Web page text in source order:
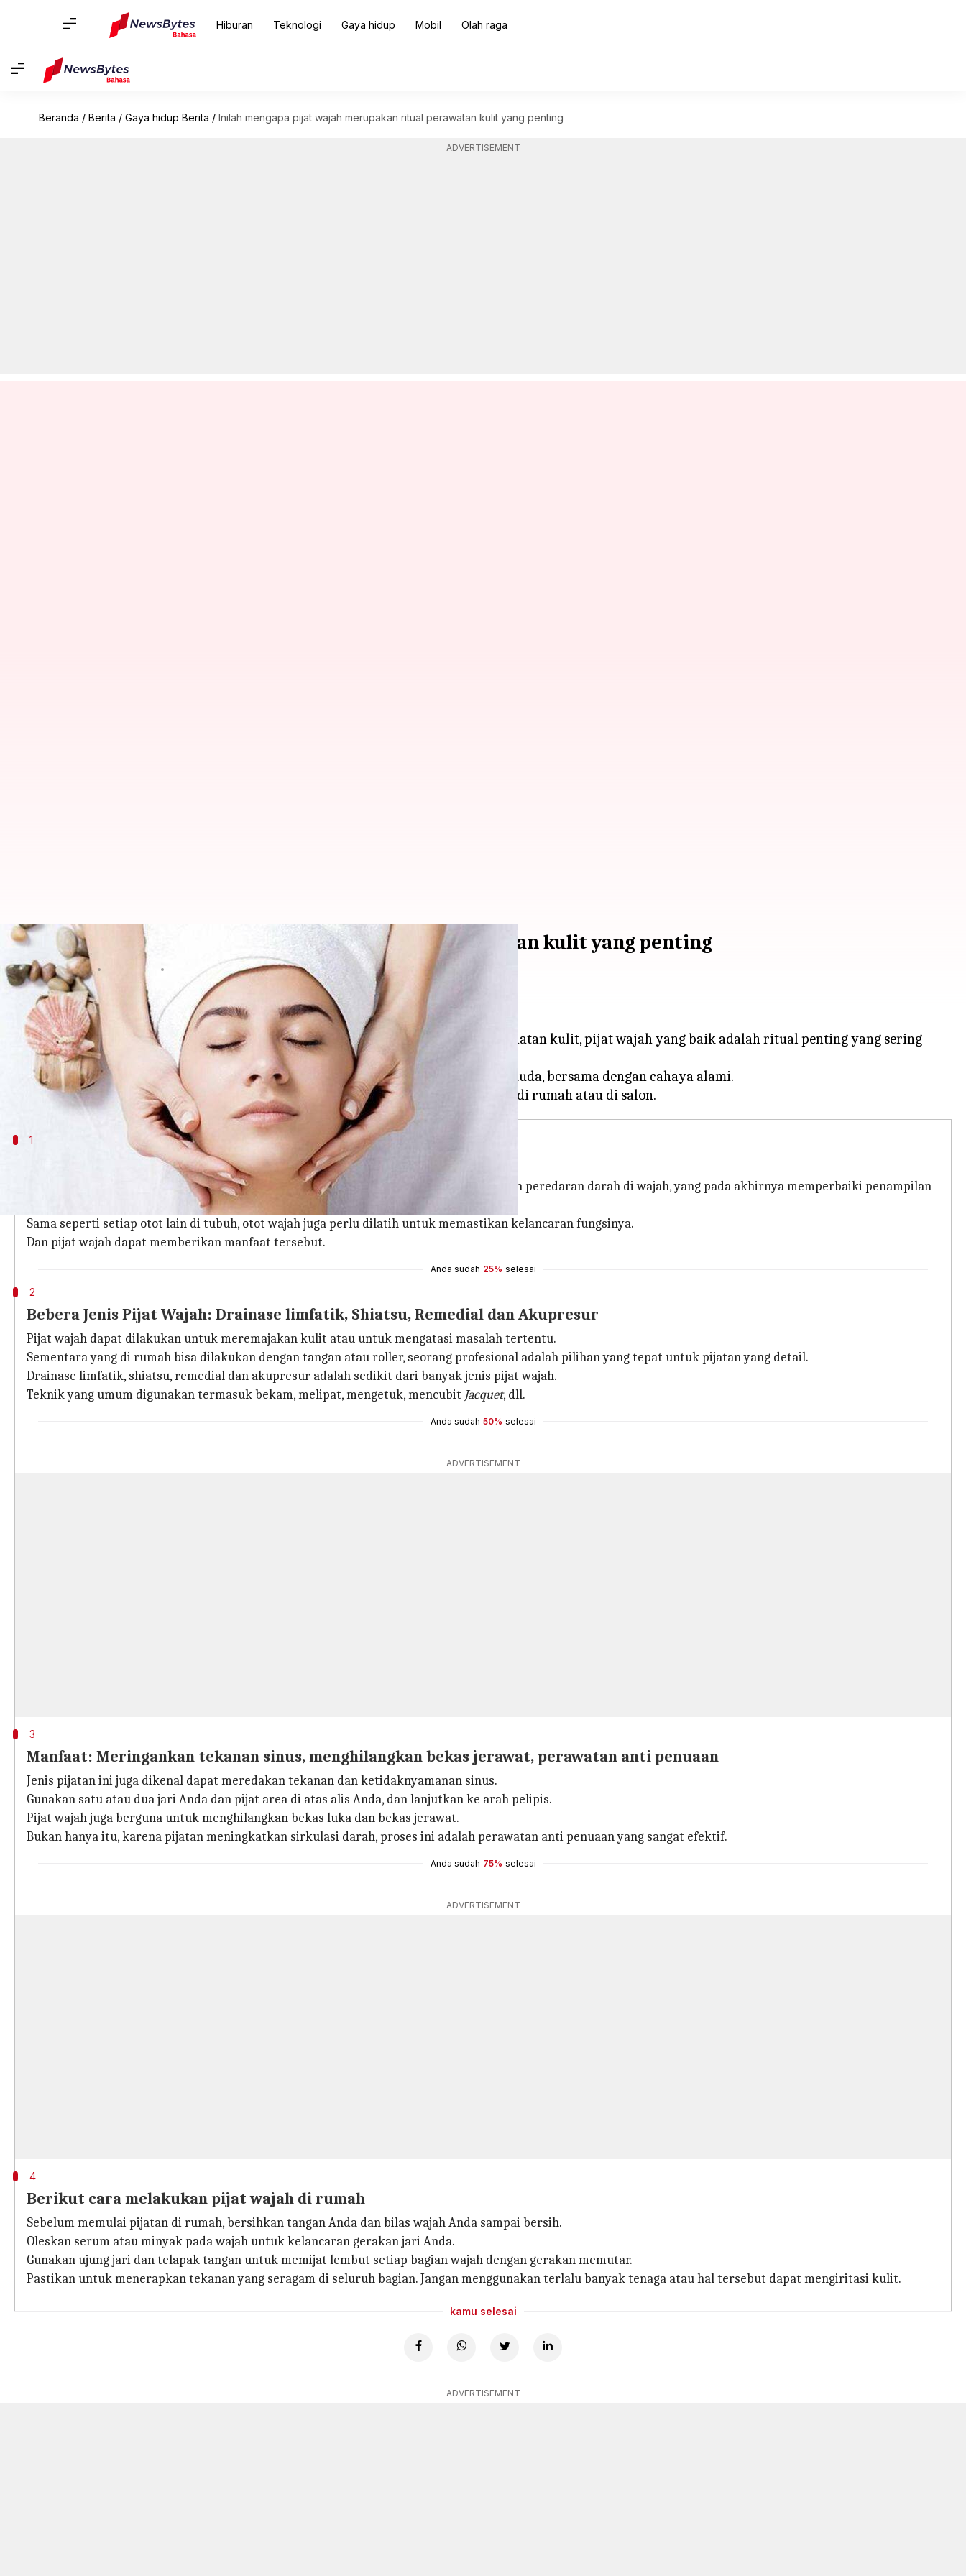
Hiburan Teknologi Gaya hidup Mobil Olah raga
Beranda / Berita / Gaya hidup Berita / Inilah mengapa pijat wajah merupakan ritual perawatan kulit yang penting
ADVERTISEMENT
Inilah mengapa pijat wajah merupakan ritual perawatan kulit yang penting
menulis Handoko Apr 10, 2023 01:13 pm
Apa ceritanya
Pengelupasan, pembersihan, dan pelembab semuanya penting untuk menjaga kesehatan kulit, pijat wajah yang baik adalah ritual penting yang sering
diabaikan.
Pijat wajah merangsang berbagai titik tekanan dan membuat kulit menjadi lebih muda, bersama dengan cahaya alami.
1
Otot-otot wajah perlu dilatih untuk memperlancar kinerjanya
Selain merasa dimanjakan dan segar seketika, pijatan yang baik membantu melancarkan peredaran darah di wajah, yang pada akhirnya memperbaiki penampilan
Sama seperti setiap otot lain di tubuh, otot wajah juga perlu dilatih untuk memastikan kelancaran fungsinya.
Dan pijat wajah dapat memberikan manfaat tersebut.
Anda sudah 25% selesai
2
Bebera Jenis Pijat Wajah: Drainase limfatik, Shiatsu, Remedial dan Akupresur
Pijat wajah dapat dilakukan untuk meremajakan kulit atau untuk mengatasi masalah tertentu.
Sementara yang di rumah bisa dilakukan dengan tangan atau roller, seorang profesional adalah pilihan yang tepat untuk pijatan yang detail.
Drainase limfatik, shiatsu, remedial dan akupresur adalah sedikit dari banyak jenis pijat wajah.
Teknik yang umum digunakan termasuk bekam, melipat, mengetuk, mencubit Jacquet, dll.
Anda sudah 50% selesai
ADVERTISEMENT
3
Manfaat: Meringankan tekanan sinus, menghilangkan bekas jerawat, perawatan anti penuaan
Jenis pijatan ini juga dikenal dapat meredakan tekanan dan ketidaknyamanan sinus.
Gunakan satu atau dua jari Anda dan pijat area di atas alis Anda, dan lanjutkan ke arah pelipis.
Pijat wajah juga berguna untuk menghilangkan bekas luka dan bekas jerawat.
Bukan hanya itu, karena pijatan meningkatkan sirkulasi darah, proses ini adalah perawatan anti penuaan yang sangat efektif.
Anda sudah 75% selesai
ADVERTISEMENT
4
Berikut cara melakukan pijat wajah di rumah
Sebelum memulai pijatan di rumah, bersihkan tangan Anda dan bilas wajah Anda sampai bersih.
Oleskan serum atau minyak pada wajah untuk kelancaran gerakan jari Anda.
Gunakan ujung jari dan telapak tangan untuk memijat lembut setiap bagian wajah dengan gerakan memutar.
Pastikan untuk menerapkan tekanan yang seragam di seluruh bagian. Jangan menggunakan terlalu banyak tenaga atau hal tersebut dapat mengiritasi kulit.
kamu selesai
ADVERTISEMENT